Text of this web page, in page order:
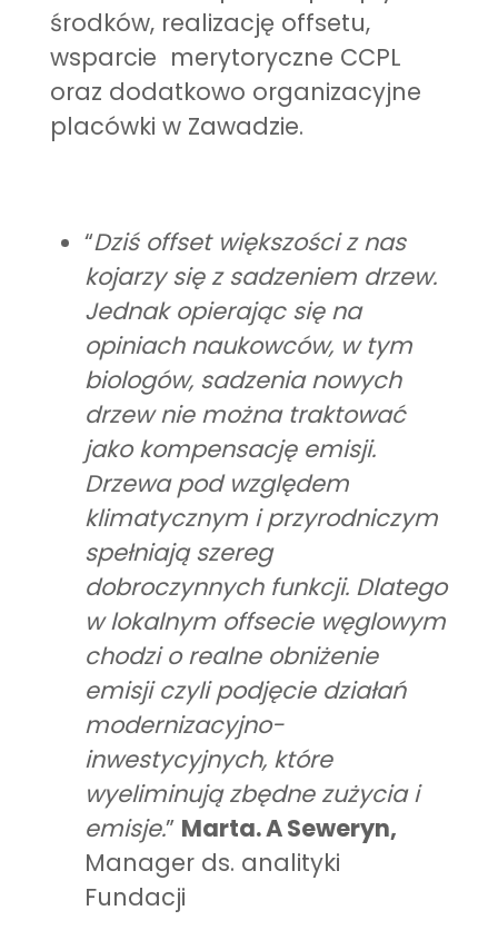
środków, realizację offsetu,
wsparcie merytoryczne CCPL
oraz dodatkowo organizacyjne
placówki w Zawadzie.
“Dziś offset większości z nas
kojarzy się z sadzeniem drzew.
Jednak opierając się na
opiniach naukowców, w tym
biologów, sadzenia nowych
drzew nie można traktować
jako kompensację emisji.
Drzewa pod względem
klimatycznym i przyrodniczym
spełniają szereg
dobroczynnych funkcji. Dlatego
w lokalnym offsecie węglowym
chodzi o realne obniżenie
emisji czyli podjęcie działań
modernizacyjno-
inwestycyjnych, które
wyeliminują zbędne zużycia i
emisje.” Marta. A Seweryn,
Manager ds. analityki
Fundacji